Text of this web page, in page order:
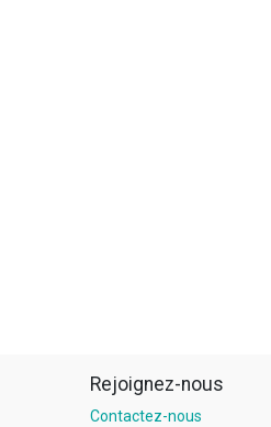
Rejoignez-nous
Contactez-nous